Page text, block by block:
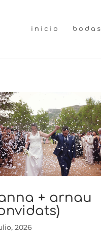
inicio bodas
anna + arnau
2026